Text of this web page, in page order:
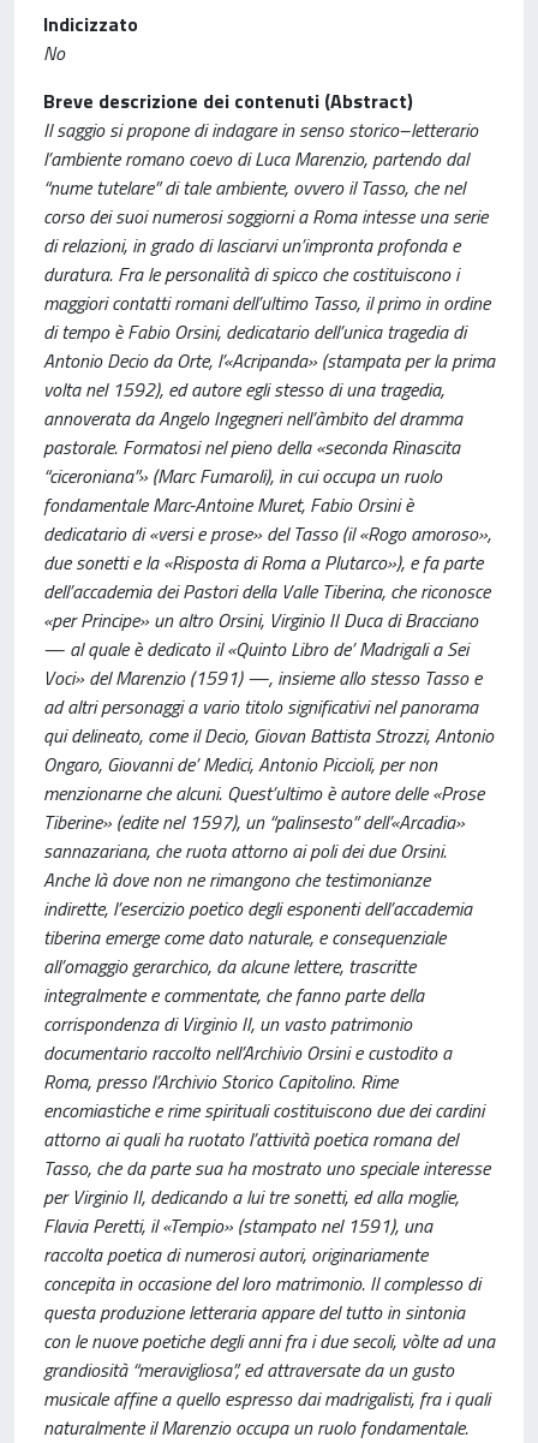
Indicizzato
No
Breve descrizione dei contenuti (Abstract)
Il saggio si propone di indagare in senso storico–letterario
l’ambiente romano coevo di Luca Marenzio, partendo dal
“nume tutelare” di tale ambiente, ovvero il Tasso, che nel
corso dei suoi numerosi soggiorni a Roma intesse una serie
di relazioni, in grado di lasciarvi un’impronta profonda e
duratura. Fra le personalità di spicco che costituiscono i
maggiori contatti romani dell’ultimo Tasso, il primo in ordine
di tempo è Fabio Orsini, dedicatario dell’unica tragedia di
Antonio Decio da Orte, l’«Acripanda» (stampata per la prima
volta nel 1592), ed autore egli stesso di una tragedia,
annoverata da Angelo Ingegneri nell’àmbito del dramma
pastorale. Formatosi nel pieno della «seconda Rinascita
“ciceroniana”» (Marc Fumaroli), in cui occupa un ruolo
fondamentale Marc-Antoine Muret, Fabio Orsini è
dedicatario di «versi e prose» del Tasso (il «Rogo amoroso»,
due sonetti e la «Risposta di Roma a Plutarco»), e fa parte
dell’accademia dei Pastori della Valle Tiberina, che riconosce
«per Principe» un altro Orsini, Virginio II Duca di Bracciano
— al quale è dedicato il «Quinto Libro de’ Madrigali a Sei
Voci» del Marenzio (1591) —, insieme allo stesso Tasso e
ad altri personaggi a vario titolo significativi nel panorama
qui delineato, come il Decio, Giovan Battista Strozzi, Antonio
Ongaro, Giovanni de’ Medici, Antonio Piccioli, per non
menzionarne che alcuni. Quest’ultimo è autore delle «Prose
Tiberine» (edite nel 1597), un “palinsesto” dell’«Arcadia»
sannazariana, che ruota attorno ai poli dei due Orsini.
Anche là dove non ne rimangono che testimonianze
indirette, l’esercizio poetico degli esponenti dell’accademia
tiberina emerge come dato naturale, e consequenziale
all’omaggio gerarchico, da alcune lettere, trascritte
integralmente e commentate, che fanno parte della
corrispondenza di Virginio II, un vasto patrimonio
documentario raccolto nell’Archivio Orsini e custodito a
Roma, presso l’Archivio Storico Capitolino. Rime
encomiastiche e rime spirituali costituiscono due dei cardini
attorno ai quali ha ruotato l’attività poetica romana del
Tasso, che da parte sua ha mostrato uno speciale interesse
per Virginio II, dedicando a lui tre sonetti, ed alla moglie,
Flavia Peretti, il «Tempio» (stampato nel 1591), una
raccolta poetica di numerosi autori, originariamente
concepita in occasione del loro matrimonio. Il complesso di
questa produzione letteraria appare del tutto in sintonia
con le nuove poetiche degli anni fra i due secoli, vòlte ad una
grandiosità “meravigliosa”, ed attraversate da un gusto
musicale affine a quello espresso dai madrigalisti, fra i quali
naturalmente il Marenzio occupa un ruolo fondamentale.